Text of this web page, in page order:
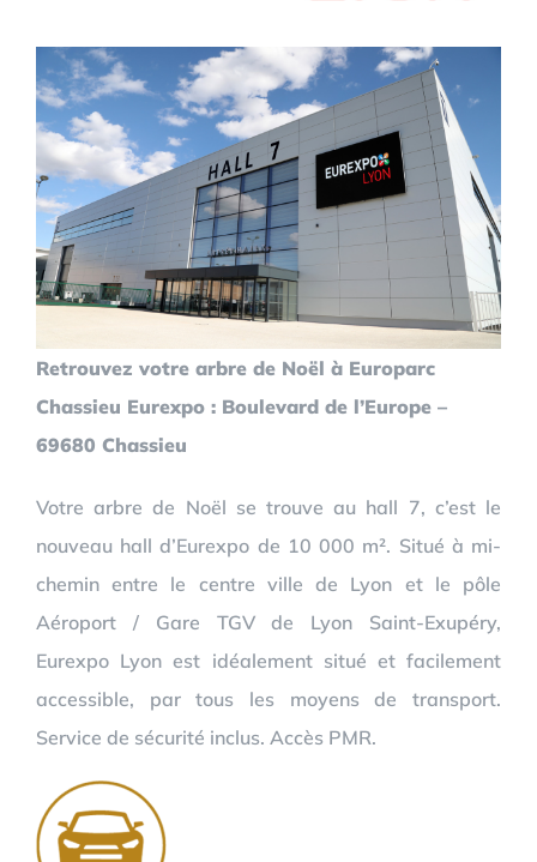
Retrouvez votre arbre de Noël à Europarc
Chassieu Eurexpo : Boulevard de l’Europe –
69680 Chassieu
Votre arbre de Noël se trouve au hall 7, c’est le
nouveau hall d’Eurexpo de 10 000 m². Situé à mi-
chemin entre le centre ville de Lyon et le pôle
Aéroport / Gare TGV de Lyon Saint-Exupéry,
Eurexpo Lyon est idéalement situé et facilement
accessible, par tous les moyens de transport.
Service de sécurité inclus. Accès PMR.